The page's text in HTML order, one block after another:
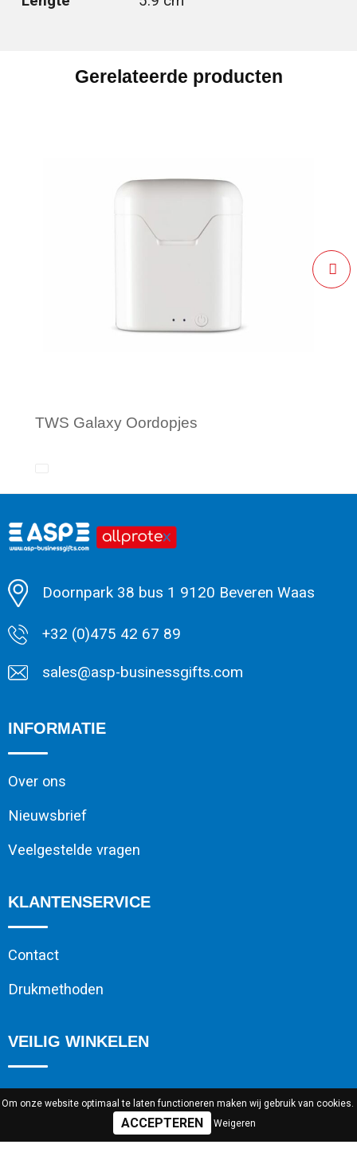
Gerelateerde producten
TWS Galaxy Oordopjes
Minimale afname: 1
Doornpark 38 bus 1 9120 Beveren Waas
+32 (0)475 42 67 89
sales@asp-businessgifts.com
INFORMATIE
Over ons
Nieuwsbrief
Veelgestelde vragen
KLANTENSERVICE
Contact
Drukmethoden
VEILIG WINKELEN
Algemene voorwaarden
Cookieverklaring
Om onze website optimaal te laten functioneren maken wij gebruik van cookies.
Weigeren